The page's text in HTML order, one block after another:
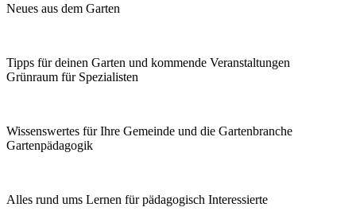
Neues aus dem Garten
Tipps für deinen Garten und kommende Veranstaltungen
Grünraum für Spezialisten
Wissenswertes für Ihre Gemeinde und die Gartenbranche
Garten­pädagogik
Alles rund ums Lernen für pädagogisch Interessierte